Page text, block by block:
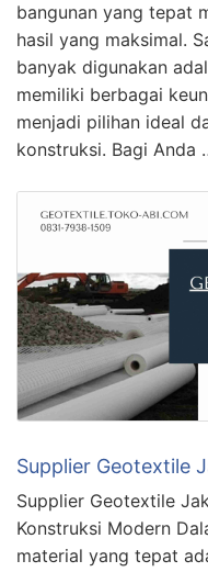
bangunan yang tepat
hasil yang maksimal.
banyak digunakan
memiliki berbagai
menjadi pilihan ideal
konstruksi. Bagi Anda
Supplier Geotextile
Supplier Geotextile
Konstruksi Modern
material yang tepat